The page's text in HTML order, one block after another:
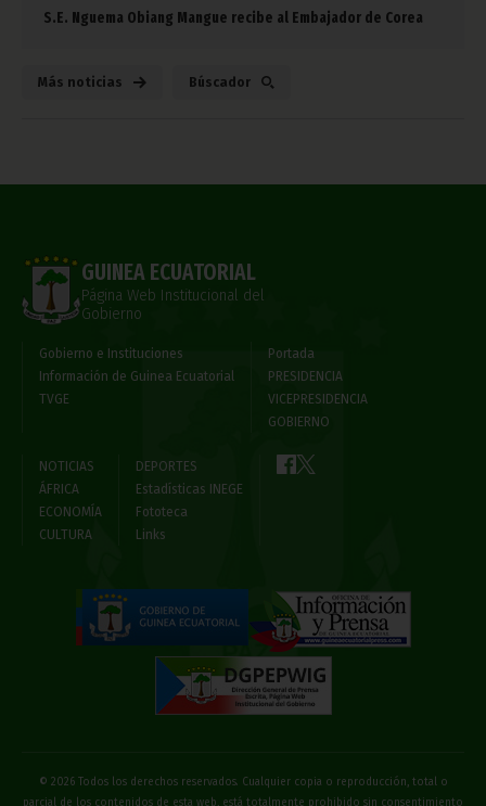
S.E. Nguema Obiang Mangue recibe al Embajador de Corea
Más noticias Búscador
GUINEA ECUATORIAL
Página Web Institucional del
Gobierno
Gobierno e Instituciones
Información de Guinea Ecuatorial
TVGE
Portada
PRESIDENCIA
VICEPRESIDENCIA
GOBIERNO
NOTICIAS
ÁFRICA
ECONOMÍA
CULTURA
DEPORTES
Estadísticas INEGE
Fototeca
Links
© 2026 Todos los derechos reservados. Cualquier copia o reproducción, total o
parcial de los contenidos de esta web, está totalmente prohibido sin consentimiento